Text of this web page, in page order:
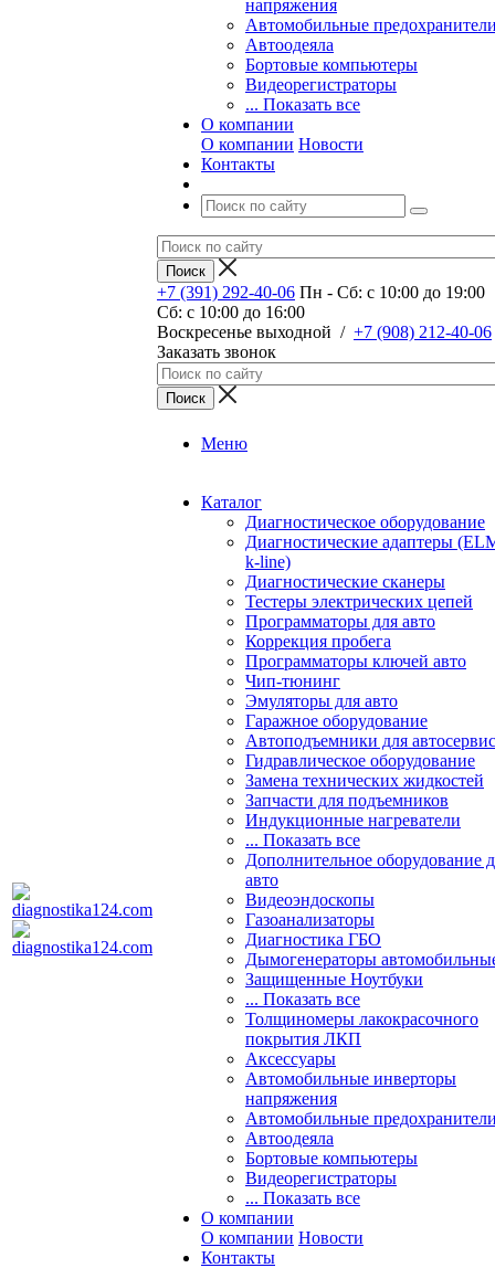
напряжения
Автомобильные
Автоодеяла
Бортовые компьютеры
Видеорегистраторы
... Показать все
О компании
О компании Новости
Контакты
+7 (391) 292-40-06 Пн - Сб: c 10:00 до 19:00
Сб: c 10:00 до 16:00
​Воскресенье выходной / +7 (908) 212-40-06
Заказать звонок
Меню
Каталог
Диагностическое оборудование
Диагностические адаптеры
k-line)
Диагностические сканеры
Тестеры электрических цепей
Программаторы для авто
Коррекция пробега
Программаторы ключей авто
Чип-тюнинг
Эмуляторы для авто
Гаражное оборудование
Автоподъемники для
Гидравлическое оборудование
Замена технических жидкостей
Запчасти для подъемников
Индукционные нагреватели
... Показать все
Дополнительное оборудование
авто
Видеоэндоскопы
Газоанализаторы
Диагностика ГБО
Дымогенераторы
Защищенные Ноутбуки
... Показать все
Толщиномеры лакокрасочного
покрытия ЛКП
Аксессуары
Автомобильные инверторы
напряжения
Автомобильные
Автоодеяла
Бортовые компьютеры
Видеорегистраторы
... Показать все
О компании
О компании Новости
Контакты